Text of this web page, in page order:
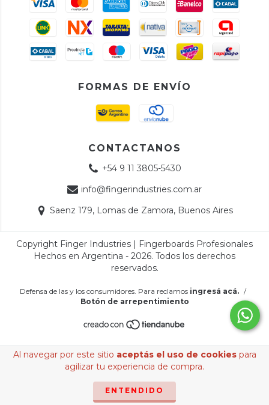
Al navegar por este sitio aceptás el uso de cookiespara
agilizar tu experiencia de compra.
ENTENDIDO
FORMAS DE ENVÍO
CONTACTANOS
+54 9 11 3805-5430
info@fingerindustries.com.ar
Saenz 179, Lomas de Zamora, Buenos Aires
Copyright Finger Industries | Fingerboards Profesionales
Hechos en Argentina - 2026. Todos los derechos
reservados.
Defensa de las y los consumidores. Para reclamos ingresá acá. /
Botón de arrepentimiento